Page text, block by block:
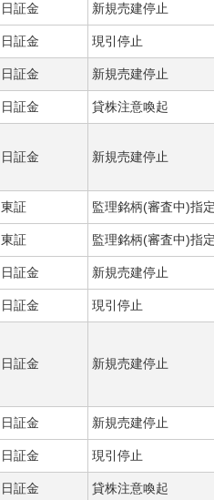
日証金 新規売建停止
日証金 現引停止
日証金 新規売建停止
日証金 貸株注意喚起
日証金 新規売建停止
東証 監理銘柄(審査中)指
東証 監理銘柄(審査中)指
日証金 新規売建停止
日証金 現引停止
日証金 新規売建停止
日証金 新規売建停止
日証金 現引停止
日証金 貸株注意喚起